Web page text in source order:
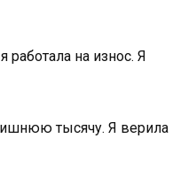
работала на износ. Я
тысячу. Я верила